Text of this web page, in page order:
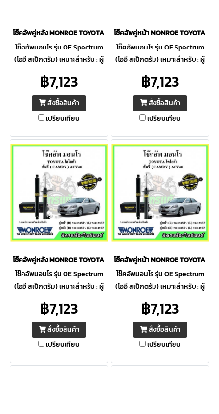
โช๊คอัพคู่หลัง MONROE TOYOTA Camry ACV50 ปี 13-17 OE Spectrum
โช๊คอัพมอนโร รุ่น OE Spectrum
(โออี สเป็กตรัม) เหมาะสำหรับ : ผู้
ความควบคุมดีเยี่ยม ภายใต้การ
ขับขี่ต่อเนื่อง
฿7,123
สั่งซื้อสินค้า
เปรียบเทียบ
โช๊คอัพคู่หน้า MONROE TOYOTA
โช๊คอัพมอนโร รุ่น OE Spectrum
(โออี สเป็กตรัม) เหมาะสำหรับ : ผู้
ความควบคุมดีเยี่ยม ภายใต้การ
ขับขี่ต่อเนื่อง
฿7,123
สั่งซื้อสินค้า
เปรียบเทียบ
โช๊คอัพคู่หลัง MONROE TOYOTA Camry ACV40 ปี 07-12 OE Spectrum
โช๊คอัพมอนโร รุ่น OE Spectrum
(โออี สเป็กตรัม) เหมาะสำหรับ : ผู้
ความควบคุมดีเยี่ยม ภายใต้การ
ขับขี่ต่อเนื่อง
฿7,123
สั่งซื้อสินค้า
เปรียบเทียบ
โช๊คอัพคู่หน้า MONROE TOYOTA
โช๊คอัพมอนโร รุ่น OE Spectrum
(โออี สเป็กตรัม) เหมาะสำหรับ : ผู้
ความควบคุมดีเยี่ยม ภายใต้การ
ขับขี่ต่อเนื่อง
฿7,123
สั่งซื้อสินค้า
เปรียบเทียบ